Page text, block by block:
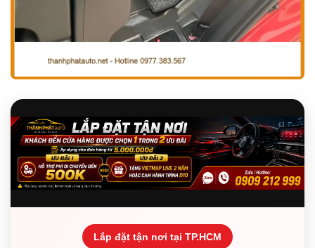
Lắp đặt tận nơi tại TP.HCM